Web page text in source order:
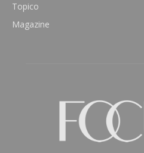
Topico
Magazine